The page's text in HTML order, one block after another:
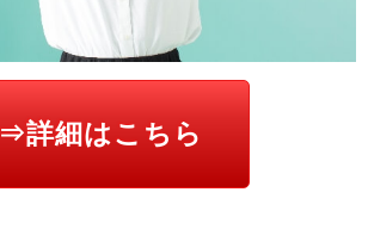
⇒詳細はこちら